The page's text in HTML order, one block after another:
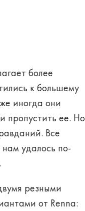
более
к большему
иногда они
пропустить ее. Но
Все
удалось по-
резными
от Renna: